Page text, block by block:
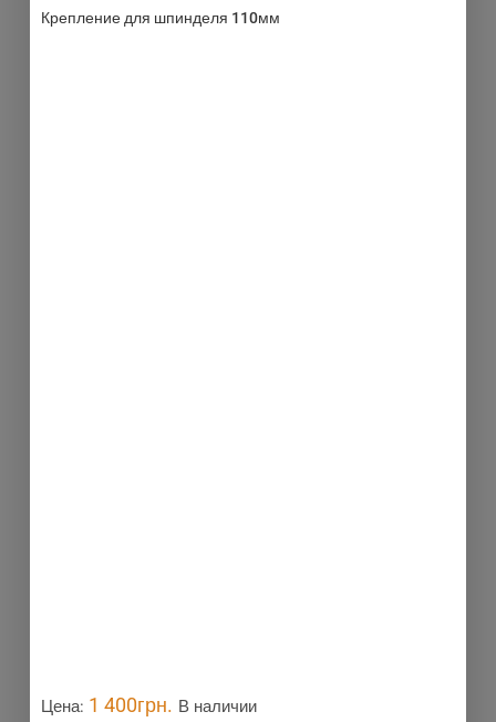
Крепление для шпинделя 110мм
Цена: 1 400грн. В наличии